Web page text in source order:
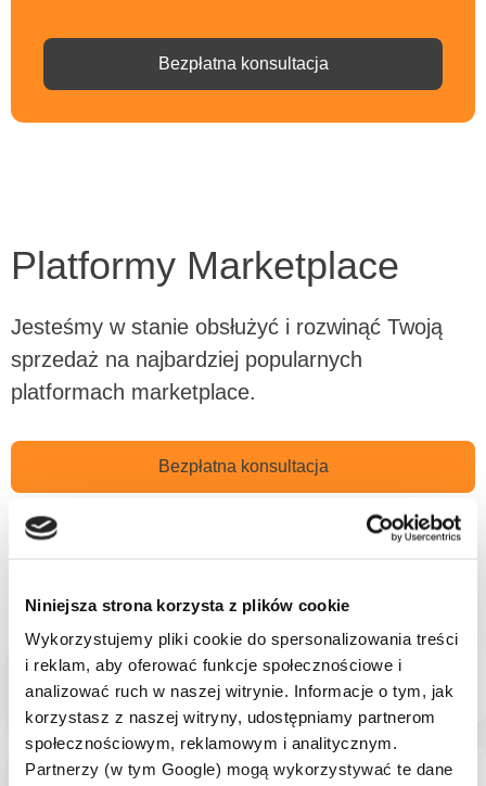
Niniejsza strona korzysta z plików cookie
Wykorzystujemy pliki cookie do spersonalizowania treści
i reklam, aby oferować funkcje społecznościowe i
analizować ruch w naszej witrynie. Informacje o tym, jak
korzystasz z naszej witryny, udostępniamy partnerom
społecznościowym, reklamowym i analitycznym.
Partnerzy (w tym Google) mogą wykorzystywać te dane
Bezpłatna konsultacja
Platformy Marketplace
Jesteśmy w stanie obsłużyć i rozwinąć Twoją
sprzedaż na najbardziej popularnych
platformach marketplace.
Bezpłatna konsultacja